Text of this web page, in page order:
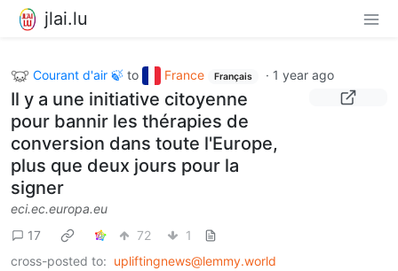
jlai.lu
Courant d'air 🍃 to France Français · 1 year ago
Il y a une initiative citoyenne
pour bannir les thérapies de
conversion dans toute l'Europe,
plus que deux jours pour la
signer
eci.ec.europa.eu
17
72
1
cross-posted to: upliftingnews@lemmy.world